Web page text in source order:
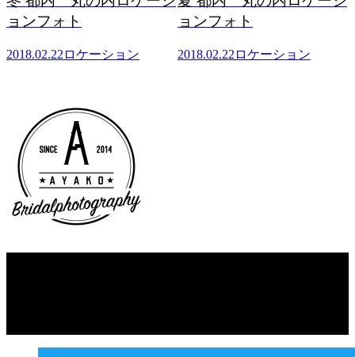
ョンフォト
2018.02.22 ロケーション
ォト
2018.02.22 ロケーション